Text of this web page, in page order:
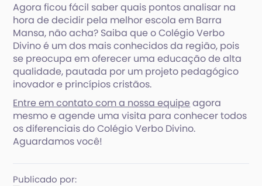
Agora ficou fácil saber quais pontos analisar na
hora de decidir pela melhor escola em Barra
Mansa, não acha? Saiba que o Colégio Verbo
Divino é um dos mais conhecidos da região, pois
se preocupa em oferecer uma educação de alta
qualidade, pautada por um projeto pedagógico
inovador e princípios cristãos.
Entre em contato com a nossa equipeagora
mesmo e agende uma visita para conhecer todos
os diferenciais do Colégio Verbo Divino.
Aguardamos você!
Publicado por: